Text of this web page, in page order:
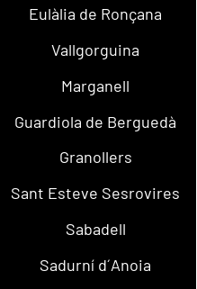
Eulàlia de Ronçana
Vallgorguina
Marganell
Guardiola de Berguedà
Granollers
Sant Esteve Sesrovires
Sabadell
Sadurní d´Anoia